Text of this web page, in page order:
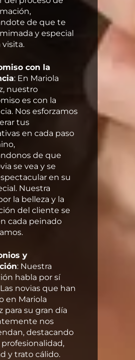
de que te
y especial
visita.
con la
: En Mariola
nuestro
es con la
Nos esforzamos
tus
en cada paso
de que
se vea y se
en su
Nuestra
la belleza y la
del cliente se
cada peinado
y
: Nuestra
habla por sí
novias que han
en Mariola
para su gran día
nos
destacando
y trato cálido.